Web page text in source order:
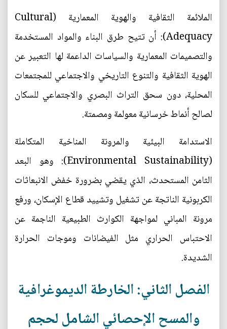
الملائمة الثقافية والهوية المعمارية (Cultural
Adequacy): أن تتيح طرق البناء والمواد المستخدمة
والتصميمات المعمارية والسياسات الداعمة لها التعبير عن
الهوية الثقافية والتنوع التاريخي والاجتماعي للمجتمعات
المحلية، دون سحق التراث البصري والاجتماعي للسكان
لصالح أنماط خرسانية معولمة ومصمتة.
الاستدامة البيئية والمرونة المناخية المتكاملة
(Environmental Sustainability): وهو البعد
الثامن المستحدث، الذي يقضي بضرورة خفض الانبعاثات
الكربونية الناتجة عن تشغيل وتشييد قطاع الإسكان، ورفع
مرونة المباني لمواجهة الكوارث الطبيعية الناجمة عن
الاحتباس الحراري مثل الفيضانات وموجات الحرارة
الشديدة.
الفصل الثاني: الخارطة الديموغرافية
والمسح الإحصائي الشامل لحجم